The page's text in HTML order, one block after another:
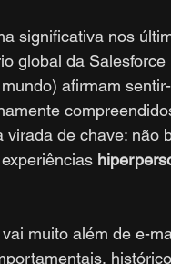
significativa nos
global da Salesforce
afirmam
de chave: não
muito além de e-